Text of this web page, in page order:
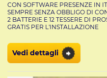
CON SOFTWARE PRESENZE IN
SEMPRE SENZA OBBLIGO DI
2 BATTERIE E 12 TESSERE DI
GRATIS PER L'INSTALLAZIONE
Vedi dettagli